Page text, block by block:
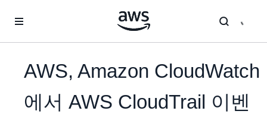
AWS, Amazon CloudWatch
에서 AWS CloudTrail 이벤